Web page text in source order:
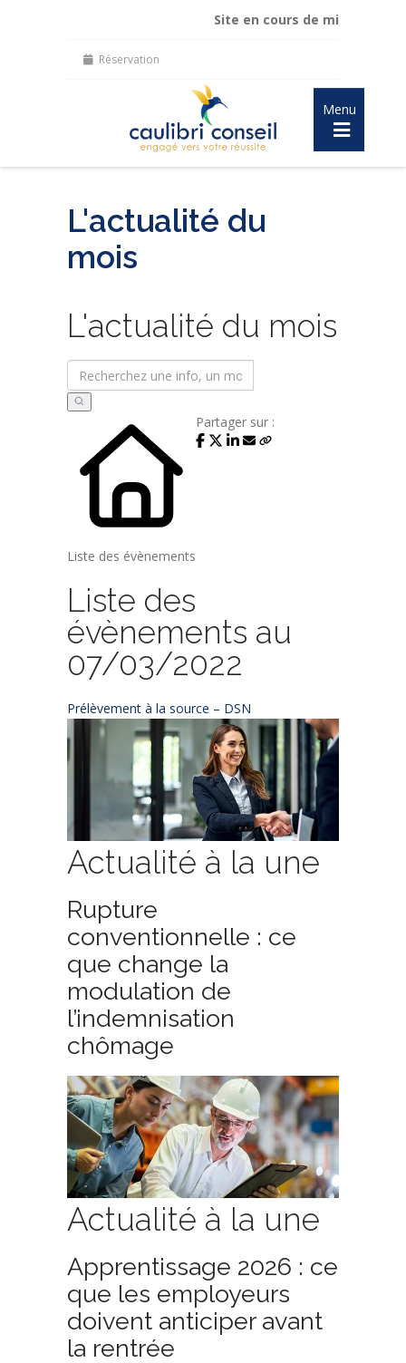
Site en cours de mise à jour :
Réservation
Menu
L'actualité du
mois
L'actualité du mois
Liste des évènements
Partager sur :
Liste des
évènements au
07/03/2022
Prélèvement à la source – DSN
Actualité à la une
Rupture
conventionnelle : ce
que change la
modulation de
l’indemnisation
chômage
Actualité à la une
Apprentissage 2026 : ce
que les employeurs
doivent anticiper avant
la rentrée